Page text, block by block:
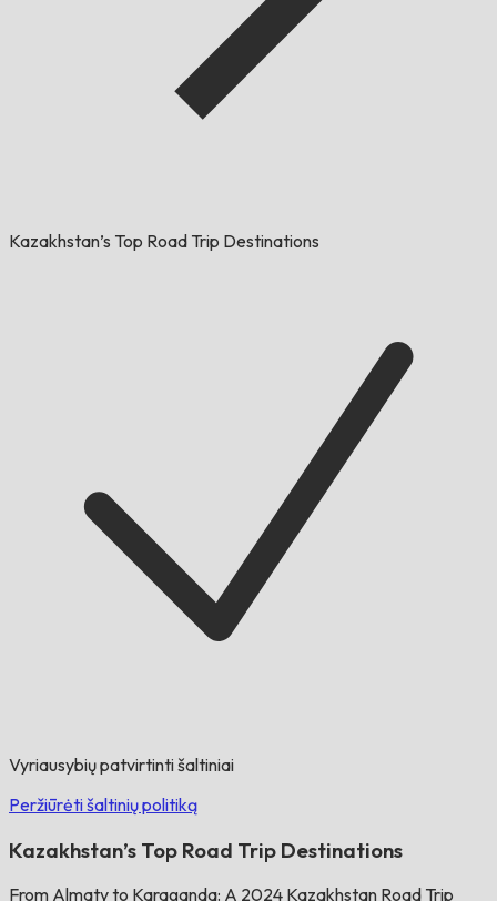
Kazakhstan’s Top Road Trip Destinations
Vyriausybių patvirtinti šaltiniai
Peržiūrėti šaltinių politiką
Kazakhstan’s Top Road Trip Destinations
From Almaty to Karaganda: A 2024 Kazakhstan Road Trip